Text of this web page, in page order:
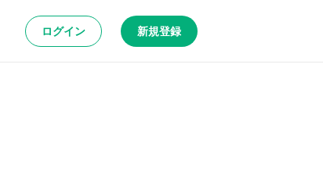
ログイン 新規登録